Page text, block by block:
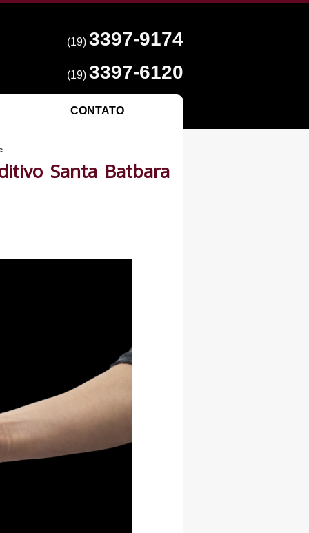
(19) 3397-9174
(19) 3397-6120
CONTATO
Santa Batbara